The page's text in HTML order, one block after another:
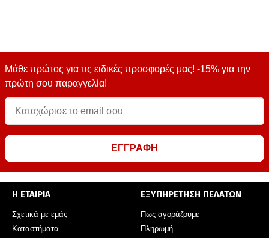
Μάθε πρώτος για τις ειδικές προσφορές μας! -15% για την
πρώτη σου παραγγελία!
ΕΓΓΡΑΦΗ
Η ΕΤΑΙΡΙΑ
Σχετικά με εμάς
Καταστήματα
ΕΞΥΠΗΡΕΤΗΣΗ ΠΕΛΑΤΩΝ
Πως αγοράζουμε
Πληρωμή